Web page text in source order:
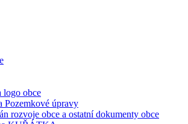
logo obce
Pozemkové úpravy
rozvoje obce a ostatní dokumenty obce